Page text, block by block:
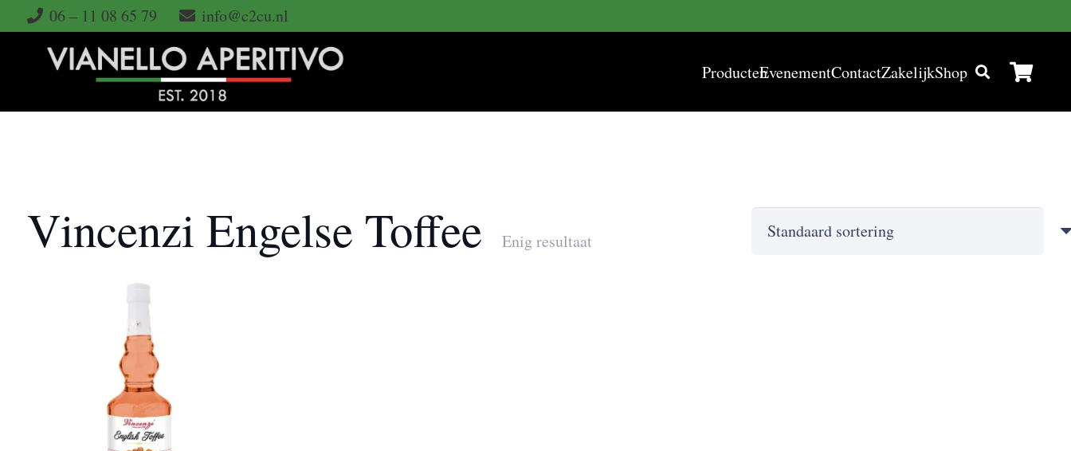
06 – 11 08 65 79 info@c2cu.nl
ProductenEvenementContactZakelijkShop
Vincenzi Engelse Toffee Enig resultaat